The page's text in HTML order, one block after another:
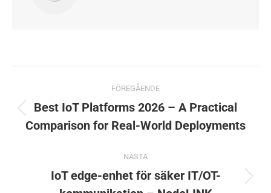
Postnavigering
FÖREGÅENDE
Föregående
inlägg:
Best IoT Platforms 2026 – A Practical
Comparison for Real-World Deployments
NÄSTA
Nästa
IoT edge-enhet för säker IT/OT-